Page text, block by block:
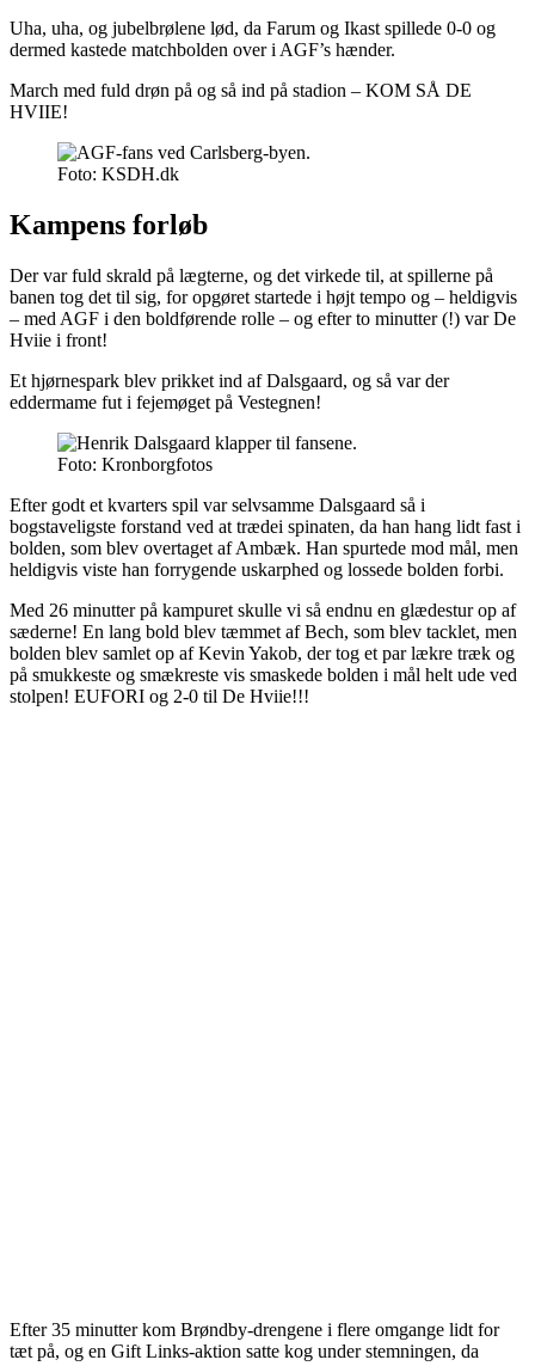
Uha, uha, og jubelbrølene lød, da Farum og Ikast spillede 0-0 og
dermed kastede matchbolden over i AGF’s hænder.
March med fuld drøn på og så ind på stadion – KOM SÅ DE
HVIIE!
Foto: KSDH.dk
Kampens forløb
Der var fuld skrald på lægterne, og det virkede til, at spillerne på
banen tog det til sig, for opgøret startede i højt tempo og – heldigvis
– med AGF i den boldførende rolle – og efter to minutter (!) var De
Hviie i front!
Et hjørnespark blev prikket ind af Dalsgaard, og så var der
eddermame fut i fejemøget på Vestegnen!
Foto: Kronborgfotos
Efter godt et kvarters spil var selvsamme Dalsgaard så i
bogstaveligste forstand ved at trædei spinaten, da han hang lidt fast i
bolden, som blev overtaget af Ambæk. Han spurtede mod mål, men
heldigvis viste han forrygende uskarphed og lossede bolden forbi.
Med 26 minutter på kampuret skulle vi så endnu en glædestur op af
sæderne! En lang bold blev tæmmet af Bech, som blev tacklet, men
bolden blev samlet op af Kevin Yakob, der tog et par lækre træk og
på smukkeste og smækreste vis smaskede bolden i mål helt ude ved
stolpen! EUFORI og 2-0 til De Hviie!!!
Efter 35 minutter kom Brøndby-drengene i flere omgange lidt for
tæt på, og en Gift Links-aktion satte kog under stemningen, da